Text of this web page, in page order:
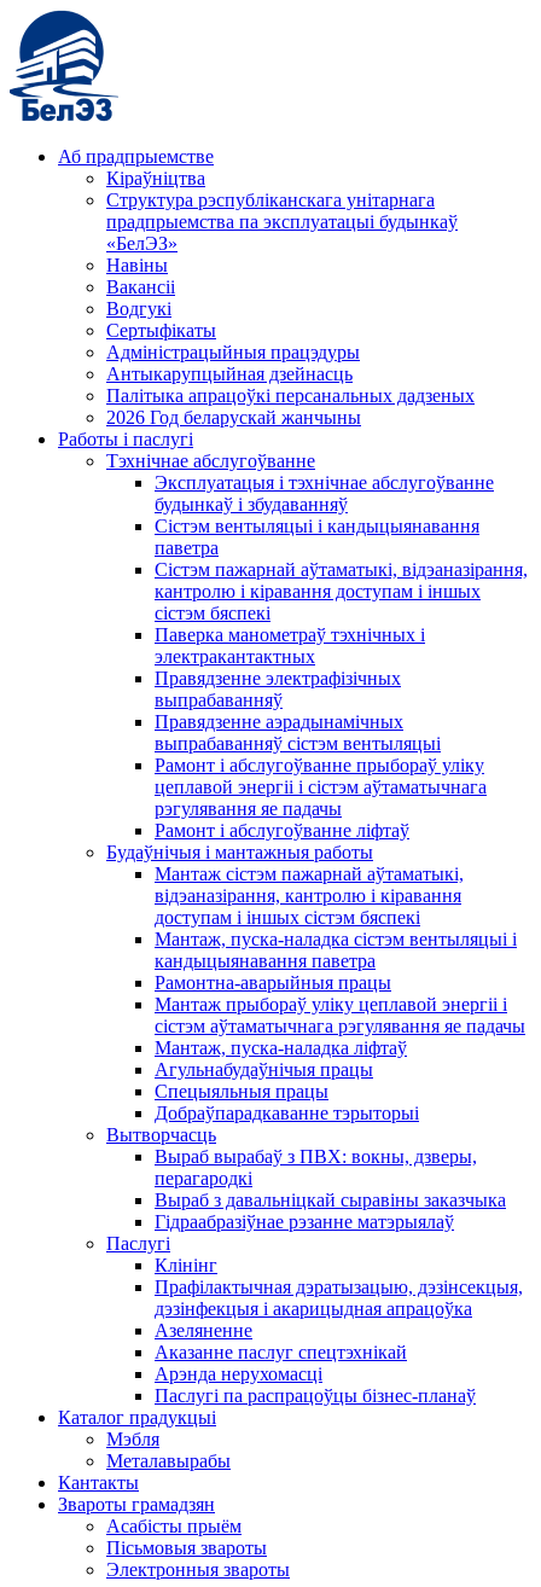
Аб прадпрыемстве
Кіраўніцтва
Структура рэспубліканскага унітарнага
прадпрыемства па эксплуатацыі будынкаў
«БелЭЗ»
Навіны
Вакансіі
Водгукі
Сертыфікаты
Адміністрацыйныя працэдуры
Антыкарупцыйная дзейнасць
Палітыка апрацоўкі персанальных дадзеных
2026 Год беларускай жанчыны
Работы і паслугі
Тэхнічнае абслугоўванне
Эксплуатацыя і тэхнічнае абслугоўванне
будынкаў і збудаванняў
Сістэм вентыляцыі і кандыцыянавання
паветра
Сістэм пажарнай аўтаматыкі, відэаназірання,
кантролю і кіравання доступам і іншых
сістэм бяспекі
Паверка манометраў тэхнічных і
электракантактных
Правядзенне электрафізічных
выпрабаванняў
Правядзенне аэрадынамічных
выпрабаванняў сістэм вентыляцыі
Рамонт і абслугоўванне прыбораў уліку
цеплавой энергіі і сістэм аўтаматычнага
рэгулявання яе падачы
Рамонт і абслугоўванне ліфтаў
Будаўнічыя і мантажныя работы
Мантаж сістэм пажарнай аўтаматыкі,
відэаназірання, кантролю і кіравання
доступам і іншых сістэм бяспекі
Мантаж, пуска-наладка сістэм вентыляцыі і
кандыцыянавання паветра
Рамонтна-аварыйныя працы
Мантаж прыбораў уліку цеплавой энергіі і
сістэм аўтаматычнага рэгулявання яе падачы
Мантаж, пуска-наладка ліфтаў
Агульнабудаўнічыя працы
Спецыяльныя працы
Добраўпарадкаванне тэрыторыі
Вытворчасць
Выраб вырабаў з ПВХ: вокны, дзверы,
перагародкі
Выраб з давальніцкай сыравіны заказчыка
Гідраабразіўнае рэзанне матэрыялаў
Паслугі
Клінінг
Прафілактычная дэратызацыю, дэзiнсекцыя,
дэзінфекцыя і акарицыдная апрацоўка
Азеляненне
Аказанне паслуг спецтэхнікай
Арэнда нерухомасці
Паслугі па распрацоўцы бізнес-планаў
Каталог прадукцыі
Мэбля
Металавырабы
Кантакты
Звароты грамадзян
Асабісты прыём
Пісьмовыя звароты
Электронныя звароты